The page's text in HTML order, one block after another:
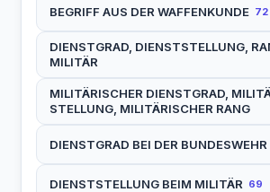
BEGRIFF AUS DER WAFFENKUNDE 72
DIENSTGRAD, DIENSTSTELLUNG,
MILITÄR
MILITÄRISCHER DIENSTGRAD,
STELLUNG, MILITÄRISCHER RANG
DIENSTGRAD BEI DER BUNDESWEHR
DIENSTSTELLUNG BEIM MILITÄR 69